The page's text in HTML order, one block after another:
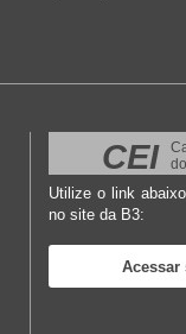
CEI
Utilize o link
no site da B3:
Acessar